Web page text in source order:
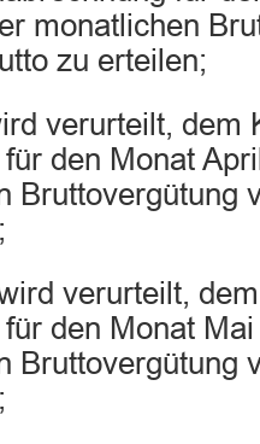
monatlichen
zu erteilen;
verurteilt, dem
den Monat
Bruttovergütung
verurteilt,
den Monat
Bruttovergütung